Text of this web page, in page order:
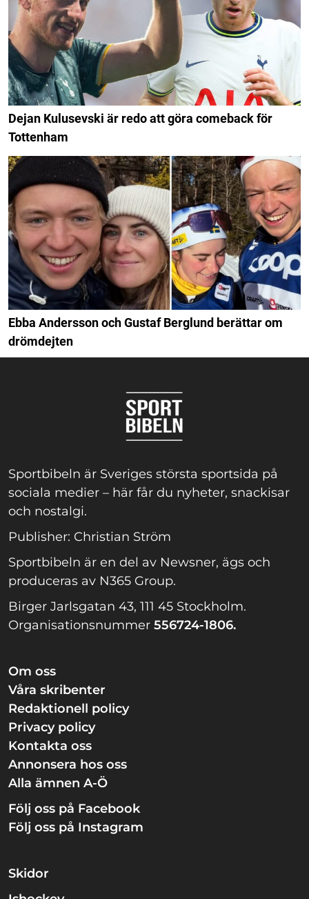
Dejan Kulusevski är redo att göra comeback för
Tottenham
Ebba Andersson och Gustaf Berglund berättar om
drömdejten
Sportbibeln är Sveriges största sportsida på
sociala medier – här får du nyheter, snackisar
och nostalgi.
Publisher: Christian Ström
Sportbibeln är en del av Newsner, ägs och
produceras av N365 Group.
Birger Jarlsgatan 43, 111 45 Stockholm.
Organisationsnummer 556724-1806.
Om oss
Våra skribenter
Redaktionell policy
Privacy policy
Kontakta oss
Annonsera hos oss
Alla ämnen A-Ö
Följ oss på Facebook
Följ oss på Instagram
Skidor